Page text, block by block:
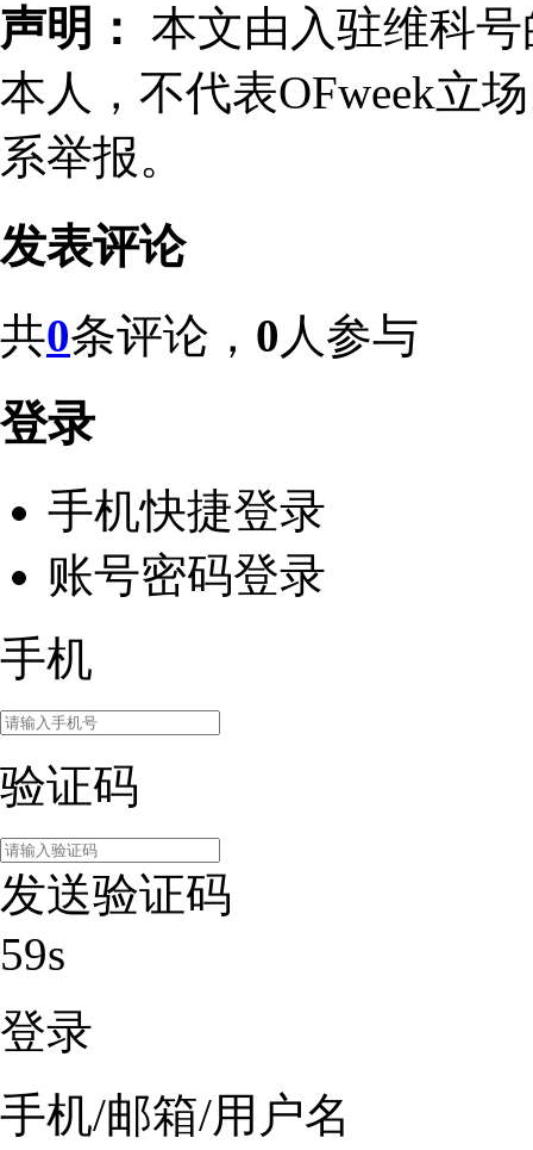
声明： 本文由入驻维科
本人，不代表OFweek立
系举报。
发表评论
共0条评论， 0 人参与
登录
手机快捷登录
账号密码登录
手机
验证码
发送验证码
59s
登录
手机/邮箱/用户名